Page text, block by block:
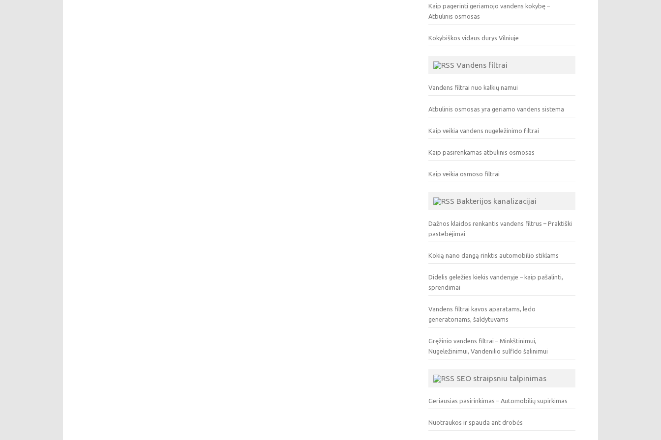
Kaip pagerinti geriamojo vandens kokybę –
Atbulinis osmosas
Kokybiškos vidaus durys Vilniuje
Vandens filtrai
Vandens filtrai nuo kalkių namui
Atbulinis osmosas yra geriamo vandens sistema
Kaip veikia vandens nugeležinimo filtrai
Kaip pasirenkamas atbulinis osmosas
Kaip veikia osmoso filtrai
Bakterijos kanalizacijai
Dažnos klaidos renkantis vandens filtrus – Praktiški
pastebėjimai
Kokią nano dangą rinktis automobilio stiklams
Didelis geležies kiekis vandenyje – kaip pašalinti,
sprendimai
Vandens filtrai kavos aparatams, ledo
generatoriams, šaldytuvams
Gręžinio vandens filtrai – Minkštinimui,
Nugeležinimui, Vandenilio sulfido šalinimui
SEO straipsniu talpinimas
Geriausias pasirinkimas – Automobilių supirkimas
Nuotraukos ir spauda ant drobės